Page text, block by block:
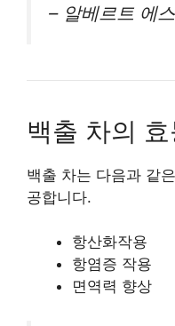
– 알베르트 에
백출 차의 효
백출 차는 다음과 같
공합니다.
항산화작용
항염증 작용
면역력 향상